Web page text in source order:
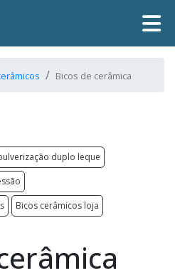
Bicos de cerâmica
duplo leque
Bicos cerâmicos loja